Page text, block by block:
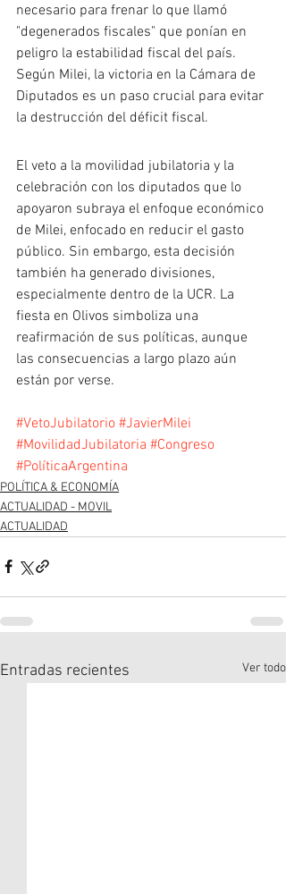
necesario para frenar lo que llamó
"degenerados fiscales" que ponían en
peligro la estabilidad fiscal del país.
Según Milei, la victoria en la Cámara de
Diputados es un paso crucial para evitar
la destrucción del déficit fiscal.
El veto a la movilidad jubilatoria y la
celebración con los diputados que lo
apoyaron subraya el enfoque económico
de Milei, enfocado en reducir el gasto
público. Sin embargo, esta decisión
también ha generado divisiones,
especialmente dentro de la UCR. La
fiesta en Olivos simboliza una
reafirmación de sus políticas, aunque
las consecuencias a largo plazo aún
están por verse.
#VetoJubilatorio #JavierMilei
#MovilidadJubilatoria #Congreso
#PolíticaArgentina
POLÍTICA & ECONOMÍA
ACTUALIDAD - MOVIL
ACTUALIDAD
Entradas recientes Ver todo